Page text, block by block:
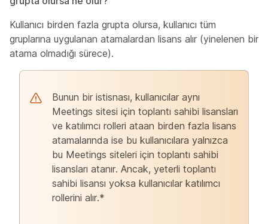
Kullanıcı birden fazla grupta olursa, kullanıcı tüm
gruplarına uygulanan atamalardan lisans alır (yinelenen bir
atama olmadığı sürece).
Bunun bir istisnası, kullanıcılar aynı
Meetings sitesi için toplantı sahibi lisansları
ve katılımcı rolleri ataan birden fazla lisans
atamalarında ise bu kullanıcılara yalnızca
bu Meetings siteleri için toplantı sahibi
lisansları atanır. Ancak, yeterli toplantı
sahibi lisansı yoksa kullanıcılar katılımcı
rollerini alır.*